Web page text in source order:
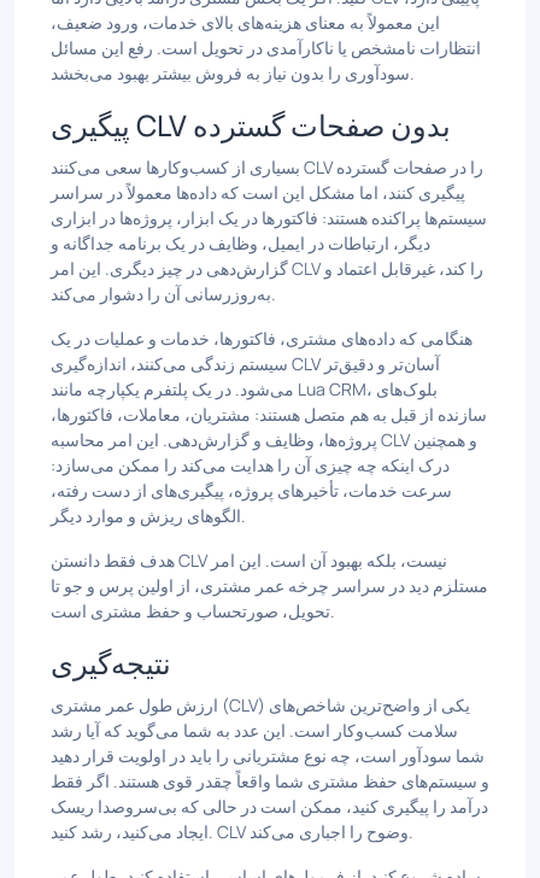
این معمولاً به معنای هزینه‌های بالای خدمات، ورود ضعیف،
انتظارات نامشخص یا ناکارآمدی در تحویل است. رفع این مسائل
سودآوری را بدون نیاز به فروش بیشتر بهبود می‌بخشد.
پیگیری CLV بدون صفحات گسترده
بسیاری از کسب‌وکارها سعی می‌کنند CLV را در صفحات گسترده
پیگیری کنند، اما مشکل این است که داده‌ها معمولاً در سراسر
سیستم‌ها پراکنده هستند: فاکتورها در یک ابزار، پروژه‌ها در ابزاری
دیگر، ارتباطات در ایمیل، وظایف در یک برنامه جداگانه و
گزارش‌دهی در چیز دیگری. این امر CLV را کند، غیرقابل اعتماد و
به‌روزرسانی آن را دشوار می‌کند.
هنگامی که داده‌های مشتری، فاکتورها، خدمات و عملیات در یک
سیستم زندگی می‌کنند، اندازه‌گیری CLV آسان‌تر و دقیق‌تر
می‌شود. در یک پلتفرم یکپارچه مانند Lua CRM، بلوک‌های
سازنده از قبل به هم متصل هستند: مشتریان، معاملات، فاکتورها،
پروژه‌ها، وظایف و گزارش‌دهی. این امر محاسبه CLV و همچنین
درک اینکه چه چیزی آن را هدایت می‌کند را ممکن می‌سازد:
سرعت خدمات، تأخیرهای پروژه، پیگیری‌های از دست رفته،
الگوهای ریزش و موارد دیگر.
هدف فقط دانستن CLV نیست، بلکه بهبود آن است. این امر
مستلزم دید در سراسر چرخه عمر مشتری، از اولین پرس و جو تا
تحویل، صورتحساب و حفظ مشتری است.
نتیجه‌گیری
ارزش طول عمر مشتری (CLV) یکی از واضح‌ترین شاخص‌های
سلامت کسب‌وکار است. این عدد به شما می‌گوید که آیا رشد
شما سودآور است، چه نوع مشتریانی را باید در اولویت قرار دهید
و سیستم‌های حفظ مشتری شما واقعاً چقدر قوی هستند. اگر فقط
درآمد را پیگیری کنید، ممکن است در حالی که بی‌سروصدا ریسک
ایجاد می‌کنید، رشد کنید. CLV وضوح را اجباری می‌کند.